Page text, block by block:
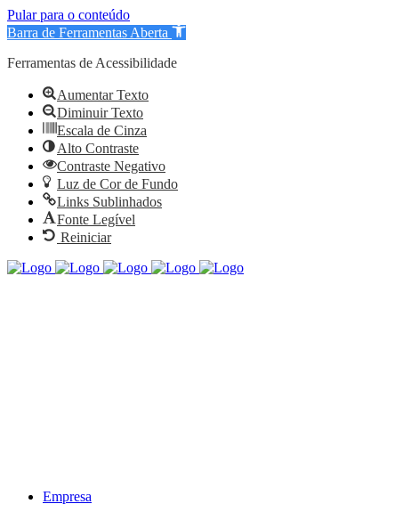
Pular para o conteúdo
Barra de Ferramentas Aberta
Ferramentas de Acessibilidade
Aumentar Texto
Diminuir Texto
Escala de Cinza
Alto Contraste
Contraste Negativo
Luz de Cor de Fundo
Links Sublinhados
Fonte Legível
Reiniciar
Empresa